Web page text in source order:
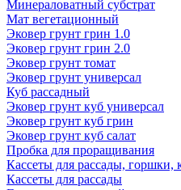
Минераловатный субстрат
Мат вегетационный
Эковер грунт грин 1.0
Эковер грунт грин 2.0
Эковер грунт томат
Эковер грунт универсал
Куб рассадный
Эковер грунт куб универсал
Эковер грунт куб грин
Эковер грунт куб салат
Пробка для проращивания
Кассеты для рассады, горшки,
Кассеты для рассады